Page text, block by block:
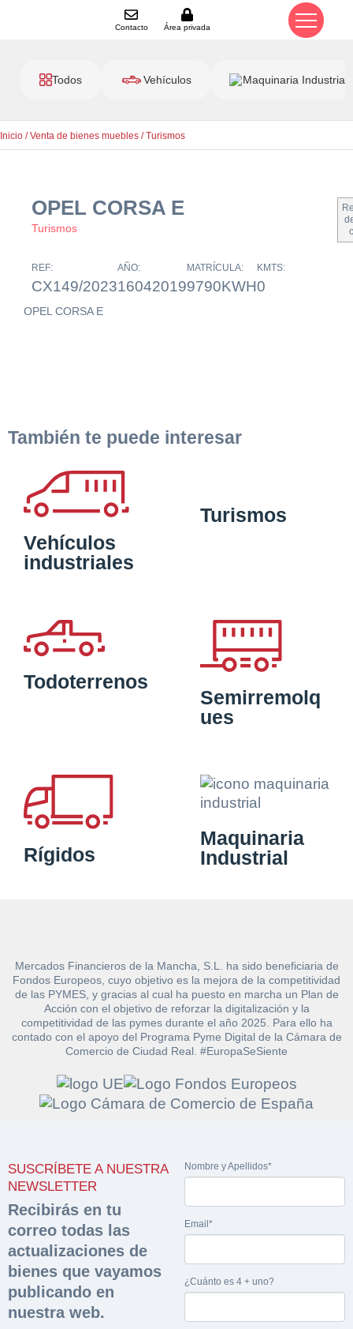
Contacto Área privada
Todos Vehículos Maquinaria Industrial
Inicio /Venta de bienes muebles /Turismos
OPEL CORSA E
Turismos
REF:
CX149/2023
AÑO:
16042019
MATRÍCULA:
9790KWH
KMTS:
0
OPEL CORSA E
También te puede interesar
Vehículos
industriales
Turismos
Todoterrenos
Semirremolq
ues
Rígidos
Maquinaria
Industrial
Mercados Financieros de la Mancha, S.L. ha sido beneficiaria de
Fondos Europeos, cuyo objetivo es la mejora de la competitividad
de las PYMES, y gracias al cual ha puesto en marcha un Plan de
Acción con el objetivo de reforzar la digitalización y la
competitividad de las pymes durante el año 2025. Para ello ha
contado con el apoyo del Programa Pyme Digital de la Cámara de
Comercio de Ciudad Real. #EuropaSeSiente
SUSCRÍBETE A NUESTRA
NEWSLETTER
Recibirás en tu
correo todas las
actualizaciones de
bienes que vayamos
publicando en
nuestra web.
Nombre y Apellidos*
Email*
¿Cuánto es 4 + uno?
documentación
sobre la peritación
Rellene este formulario y recibirá en su email el
enlace para descargar la documentación
Nombre y Apellidos*
Hacer Oferta
Razón social*
Teléfono*
Nombre y Apellidos*
Sobre Merfinsa
Venta de bienes muebles
Vehículos